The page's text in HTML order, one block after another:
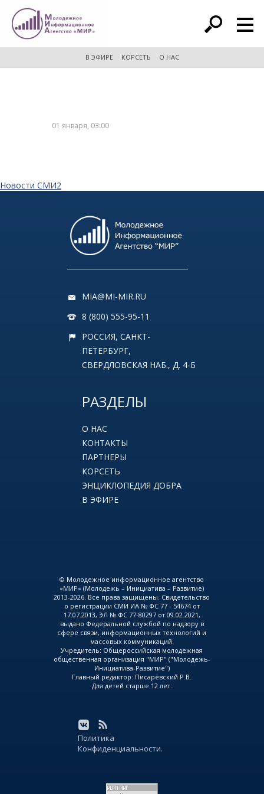
расширенный поиск
В ЭФИРЕ КОРСЕТЬ О НАС
01 января, 03:00
Новости СМИ2
MIA@MI-MIR.RU
8 (800) 555-95-11
РОССИЯ, САНКТ-
ПЕТЕРБУРГ,
СВЕРДЛОВСКАЯ НАБ., Д. 4-Б
РАЗДЕЛЫ
О НАС
КОНТАКТЫ
ПАРТНЕРЫ
КОРСЕТЬ
ЭНЦИКЛОПЕДИЯ ДОБРА
В ЭФИРЕ
© Молодежное информационное агентство
«МИР» (Молодежь – Инициатива – Развитие)
2013-2026. Все права защищены. Свидетельство
о регистрации СМИ ИА № ФС 77 - 54674 от
17.07.2013, ЭЛ № ФС 77-80297 от 09.02.2021,
выдано Федеральной службой по надзору в
сфере связи, информационных технологий и
массовых коммуникаций.
Учредитель: Общероссийская молодежная
общественная организация "МИР" ("Молодежь-
Инициатива-Развитие")
Главный редактор: Писарёвский Р.В.
Для детей старше 12 лет.
Политика
Конфиденциальности.